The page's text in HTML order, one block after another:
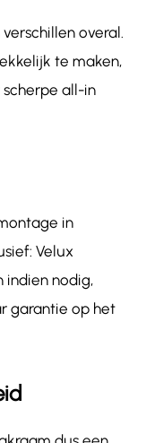
overal.
te maken,
all-in
in
Velux
indien nodig,
garantie op het